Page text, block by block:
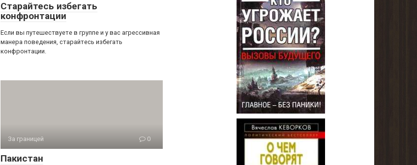
Старайтесь избегать
конфронтации
Если вы путешествуете в группе и у вас агрессивная
манера поведения, старайтесь избегать
конфронтации.
За границей 0
Пакистан